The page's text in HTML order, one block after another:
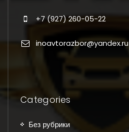
+7 (927) 260-05-22
inoavtorazbor@yandex.ru
Categories
Без рубрики